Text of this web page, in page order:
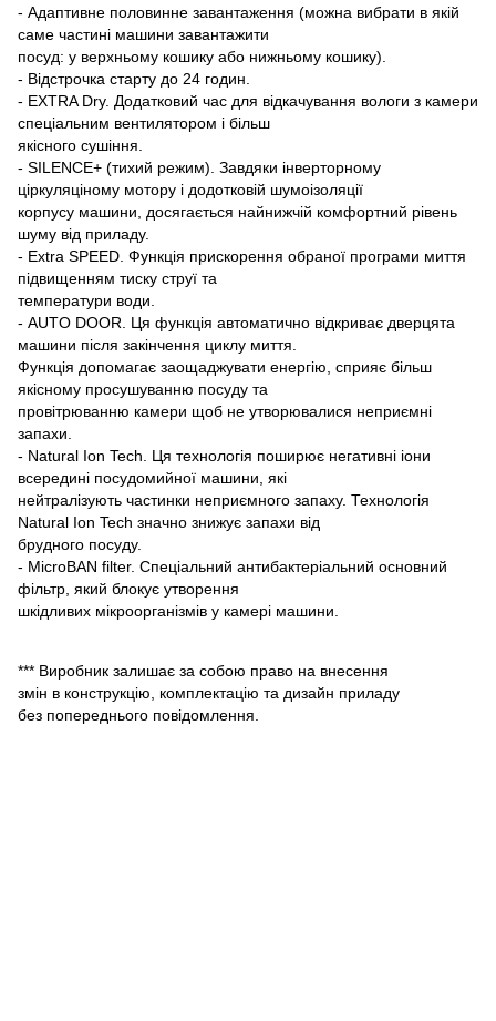
- Адаптивне половинне завантаження (можна вибрати в якій
саме частині машини завантажити
посуд: у верхньому кошику або нижньому кошику).
- Відстрочка старту до 24 годин.
- EXTRA Dry. Додатковий час для відкачування вологи з камери
спеціальним вентилятором і більш
якісного сушіння.
- SILENCE+ (тихий режим). Завдяки інверторному
ціркуляціному мотору і додотковій шумоізоляції
корпусу машини, досягається найнижчій комфортний рівень
шуму від приладу.
- Extra SPEED. Функція прискорення обраної програми миття
підвищенням тиску струї та
температури води.
- AUTO DOOR. Ця функція автоматично відкриває дверцята
машини після закінчення циклу миття.
Функція допомагає заощаджувати енергію, сприяє більш
якісному просушуванню посуду та
провітрюванню камери щоб не утворювалися неприємні
запахи.
- Natural Ion Tech. Ця технологія поширює негативні іони
всередині посудомийної машини, які
нейтралізують частинки неприємного запаху. Технологія
Natural Ion Tech значно знижує запахи від
брудного посуду.
- MicroBAN filter. Спеціальний антибактеріальний основний
фільтр, який блокує утворення
шкідливих мікроорганізмів у камері машини.
*** Виробник залишає за собою право на внесення
змін в конструкцію, комплектацію та дизайн приладу
без попереднього повідомлення.